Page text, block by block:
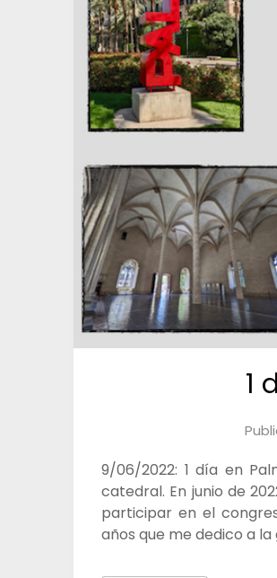
1
9/06/2022: 1 día en
catedral. En junio de
participar en el
años que me dedico a